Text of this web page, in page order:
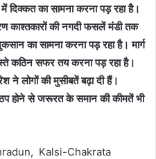
में दिक्कत का सामना करना पड़ रहा है।
काश्तकारों की नगदी फसलें मंडी तक
का सामना करना पड़ रहा है। मार्ग
कठिन सफर तय करना पड़ रहा है।
ने लोगों की मुसीबतें बढ़ा दी हैं।
होने से जरूरत के समान की कीमतें भी
Kalsi-Chakrata